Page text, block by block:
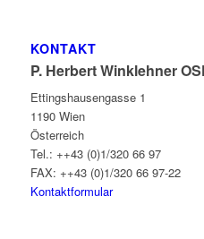
KONTAKT
P. Herbert Winklehner
Ettingshausengasse 1
1190 Wien
Österreich
Tel.: ++43 (0)1/320 66 97
FAX: ++43 (0)1/320 66 97-22
Kontaktformular